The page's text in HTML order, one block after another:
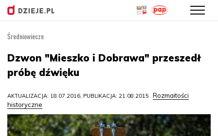
treści
Średniowiecze
Dzwon "Mieszko i Dobrawa" przeszedł
próbę dźwięku
AKTUALIZACJA: 18.07.2016, PUBLIKACJA: 21.08.2015
Rozmaitości
historyczne